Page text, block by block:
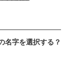
名字を選択する？